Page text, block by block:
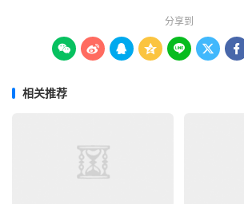
分享到
      
相关推荐